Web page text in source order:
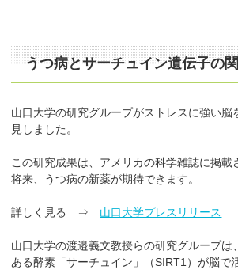
うつ病とサーチュイン遺伝子の
山口大学の研究グループがストレスに強い脳
見しました。
この研究成果は、アメリカの科学雑誌に掲載
将来、うつ病の新薬が期待できます。
詳しく見る ⇒ 山口大学プレスリリース
山口大学の渡邉義文教授らの研究グループは
ある酵素「サーチュイン」（SIRT1）が脳で